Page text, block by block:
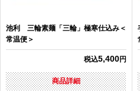
池利 三輪素麺「三輪」極寒仕込み＜
常温便＞
税込5,400円
商品詳細